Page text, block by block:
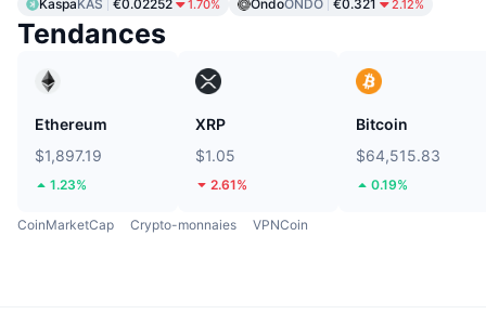
KaspaKAS €0.02252 1.70% OndoONDO €0.321 2.12%
Tendances
Ethereum
$1,897.19
1.23%
XRP
$1.05
2.61%
Bitcoin
$64,515.83
0.19%
CoinMarketCap Crypto-monnaies VPNCoin